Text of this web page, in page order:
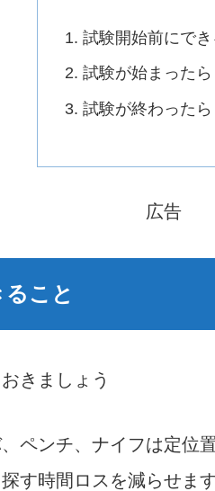
試験開始前にでき
試験が始まったら
試験が終わったら
広告
こと
きましょう
ペンチ、ナイフは定位
す時間ロスを減らせます